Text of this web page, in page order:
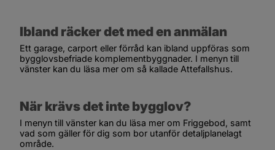
Ibland räcker det med en anmälan
Ett garage, carport eller förråd kan ibland uppföras som
bygglovsbefriade komplementbyggnader. I menyn till
vänster kan du läsa mer om så kallade Attefallshus.
När krävs det inte bygglov?
I menyn till vänster kan du läsa mer om Friggebod, samt
vad som gäller för dig som bor utanför detaljplanelagt
område.